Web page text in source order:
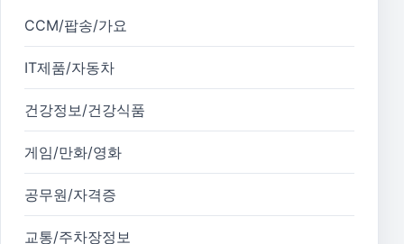
CCM/팝송/가요
IT제품/자동차
건강정보/건강식품
게임/만화/영화
공무원/자격증
교통/주차장정보